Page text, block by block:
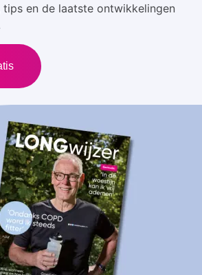
tips en de laatste ontwikkelingen